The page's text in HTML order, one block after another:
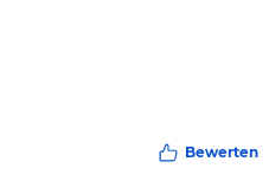
Bewerten